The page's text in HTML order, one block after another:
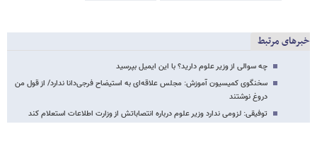
خبرهای مرتبط
چه سوالی از وزیر علوم دارید؟ با این ایمیل بپرسید
سخنگوی کمیسیون آموزش: مجلس علاقه‌ای به استیضاح فرجی‌دانا ندارد/ از قول من
دروغ نوشتند
توفیقی: لزومی ندارد وزیر علوم درباره انتصاباتش از وزارت اطلاعات استعلام کند